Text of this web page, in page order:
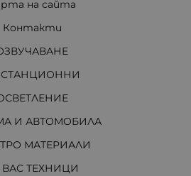
на сайта
Контакти
И АВТОМОБИЛА
МАТЕРИАЛИ
ВАС ТЕХНИЦИ